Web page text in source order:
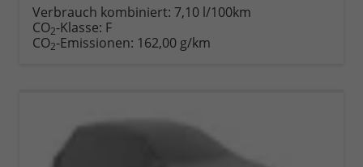
Verbrauch kombiniert: 7,10 l/100km
CO2-Klasse: F
CO2-Emissionen: 162,00 g/km